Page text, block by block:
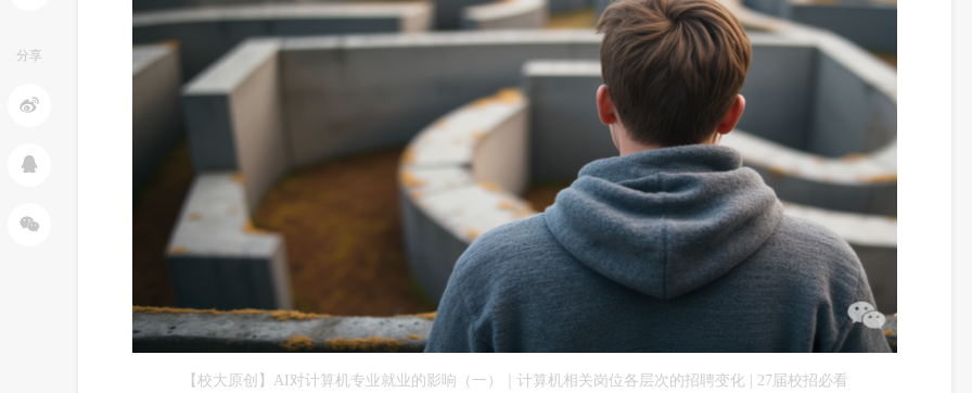
分享
【校大原创】AI对计算机专业就业的影响（一）｜计算机相关岗位各层次的招聘变化 | 27届校招必看